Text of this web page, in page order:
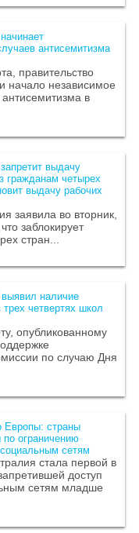
антисемитизма
правительство
начало независимое
в
выдачу
гражданам четырех
выдачу рабочих
заявила во вторник,
заблокирует
стран...
наличие
четвертях школ
опубликованному
по случаю Дня
Европы: страны
ограничению
сетям
стала первой в
доступ
сетям младше